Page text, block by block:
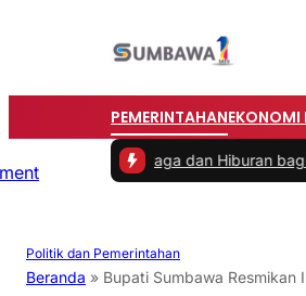
PEMERINTAHANEKONOMI
Olahraga dan Hiburan bagi Rakyat|#2 -
Politik dan Pemerintahan
Beranda » Bupati Sumbawa Resmikan